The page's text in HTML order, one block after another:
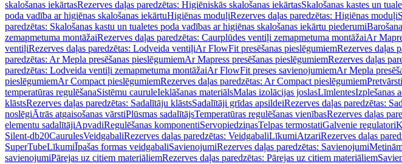
skalošanas iekārtasRezerves daļas paredzētas: Higiēniskās skalošanas iekārtasSkalošanas kastes un
poda vadība ar higiēnas skalošanas iekārtuHigiēnas moduļiRezerves daļas paredzētas: Higiēnas moduļi
paredzētas: Skalošanas kastu un tualetes poda vadības ar higiēnas skalošanas iekārtu piederumi
zemapmetuma montāžaiRezerves daļas paredzētas: Caurplūdes ventiļi zemapmetuma montāžaiAr
ventiļiRezerves daļas paredzētas: Lodveida ventiļiAr FlowFit presēšanas pieslēgumiemRezerves daļas
paredzētas: Ar Mepla presēšanas pieslēgumiemAr Mapress presēšanas pieslēgumiemRezerves daļas
paredzētas: Lodveida ventiļi zemapmetuma montāžaiAr FlowFit preses savienojumiemAr Mepla
pieslēgumiemAr Compact pieslēgumiemRezerves daļas paredzētas: Ar Compact pieslēgumiemPretvārsti
temperatūras regulēšanaSistēmu cauruleIeklāšanas materiālsMalas izolācijas joslasLīmlentesIzplešanas
klāstsRezerves daļas paredzētas: Sadalītāju klāstsSadalītāji grīdas apsildeiRezerves daļas paredzētas:
noslēgiĀtrās atgaisošanas vārstiPlūsmas sadalītājsTemperatūras regulēšanas vienībasRezerves daļas
elementu sadalītājiApvadiRegulēšanas komponentiServopiedziņasTelpas termostatiGalvenie regulatori
Silent-db20CaurulesVeidgabaliRezerves daļas paredzētas: VeidgabaliLīkumiAtzariRezerves daļas
SuperTubeLīkumiĪpašas formas veidgabaliSavienojumiRezerves daļas paredzētas: Savienojumi
savienojumiPārejas uz citiem materiāliemRezerves daļas paredzētas: Pārejas uz citiem materiāliem